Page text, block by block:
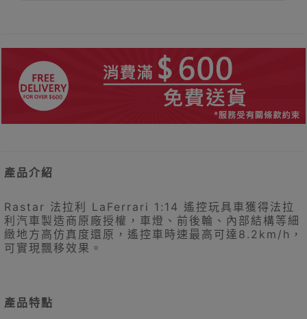
產品介紹
Rastar 法拉利 LaFerrari 1:14 遙控玩具車獲得法拉
利汽車製造商原廠授權，車燈、前後輪、內部結構等細
緻地方高仿真度還原，遙控車時速最高可達8.2km/h，
可實現飄移效果。
產品特點